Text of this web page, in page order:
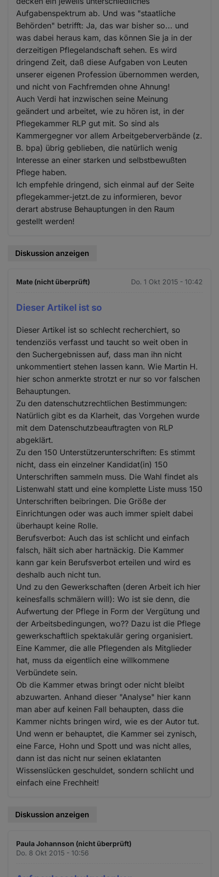
Aufgabenspektrum ab. Und was "staatliche
Behörden" betrifft: Ja, das war bisher so... und
was dabei heraus kam, das können Sie ja in der
derzeitigen Pflegelandschaft sehen. Es wird
dringend Zeit, daß diese Aufgaben von Leuten
unserer eigenen Profession übernommen werden,
und nicht von Fachfremden ohne Ahnung!
Auch Verdi hat inzwischen seine Meinung
geändert und arbeitet, wie zu hören ist, in der
Pflegekammer RLP gut mit. So sind als
Kammergegner vor allem Arbeitgeberverbände (z.
B. bpa) übrig geblieben, die natürlich wenig
Interesse an einer starken und selbstbewußten
Pflege haben.
Ich empfehle dringend, sich einmal auf der Seite
pflegekammer-jetzt.de zu informieren, bevor
derart abstruse Behauptungen in den Raum
gestellt werden!
Diskussion anzeigen
Mate (nicht überprüft) Do. 1 Okt 2015 - 10:42
Dieser Artikel ist so
Dieser Artikel ist so schlecht recherchiert, so
tendenziös verfasst und taucht so weit oben in
den Suchergebnissen auf, dass man ihn nicht
unkommentiert stehen lassen kann. Wie Martin H.
hier schon anmerkte strotzt er nur so vor falschen
Behauptungen.
Zu den datenschutzrechtlichen Bestimmungen:
Natürlich gibt es da Klarheit, das Vorgehen wurde
mit dem Datenschutzbeauftragten von RLP
abgeklärt.
Zu den 150 Unterstützerunterschriften: Es stimmt
nicht, dass ein einzelner Kandidat(in) 150
Unterschriften sammeln muss. Die Wahl findet als
Listenwahl statt und eine komplette Liste muss 150
Unterschriften beibringen. Die Größe der
Einrichtungen oder was auch immer spielt dabei
überhaupt keine Rolle.
Berufsverbot: Auch das ist schlicht und einfach
falsch, hält sich aber hartnäckig. Die Kammer
kann gar kein Berufsverbot erteilen und wird es
deshalb auch nicht tun.
Und zu den Gewerkschaften (deren Arbeit ich hier
keinesfalls schmälern will): Wo ist sie denn, die
Aufwertung der Pflege in Form der Vergütung und
der Arbeitsbedingungen, wo?? Dazu ist die Pflege
gewerkschaftlich spektakulär gering organisiert.
Eine Kammer, die alle Pflegenden als Mitglieder
hat, muss da eigentlich eine willkommene
Verbündete sein.
Ob die Kammer etwas bringt oder nicht bleibt
abzuwarten. Anhand dieser "Analyse" hier kann
man aber auf keinen Fall behaupten, dass die
Kammer nichts bringen wird, wie es der Autor tut.
Und wenn er behauptet, die Kammer sei zynisch,
eine Farce, Hohn und Spott und was nicht alles,
dann ist das nicht nur seinen eklatanten
Wissenslücken geschuldet, sondern schlicht und
einfach eine Frechheit!
Diskussion anzeigen
Paula Johannson (nicht überprüft)
Do. 8 Okt 2015 - 10:56